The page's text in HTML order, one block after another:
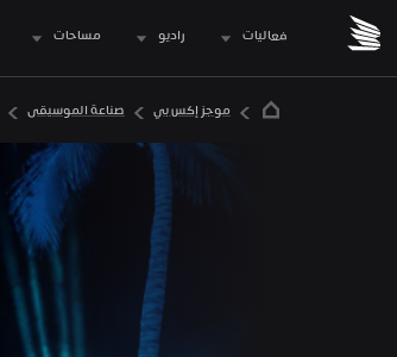
فعاليات راديو مساحات
موجز إكس بي صناعة الموسيقى